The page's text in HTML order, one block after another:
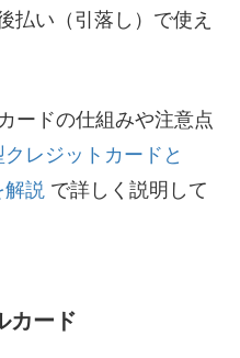
払い（引落し）で使え
ードの仕組みや注意点
レジットカードと
説 で詳しく説明して
カード